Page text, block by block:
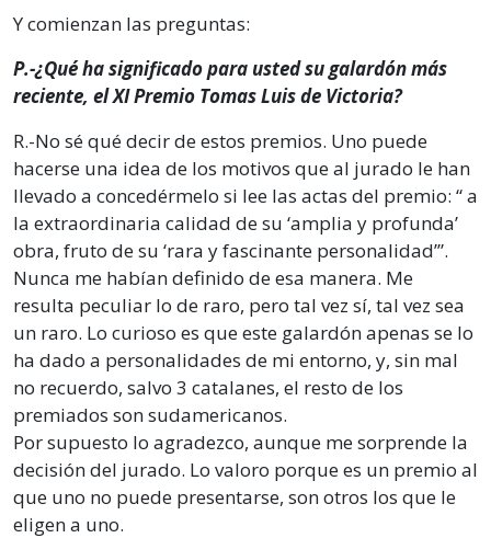
Y comienzan las preguntas:
P.-¿Qué ha significado para usted su galardón más
reciente, el XI Premio Tomas Luis de Victoria?
R.-No sé qué decir de estos premios. Uno puede
hacerse una idea de los motivos que al jurado le han
llevado a concedérmelo si lee las actas del premio: “ a
la extraordinaria calidad de su ‘amplia y profunda’
obra, fruto de su ‘rara y fascinante personalidad’”.
Nunca me habían definido de esa manera. Me
resulta peculiar lo de raro, pero tal vez sí, tal vez sea
un raro. Lo curioso es que este galardón apenas se lo
ha dado a personalidades de mi entorno, y, sin mal
no recuerdo, salvo 3 catalanes, el resto de los
premiados son sudamericanos.
Por supuesto lo agradezco, aunque me sorprende la
decisión del jurado. Lo valoro porque es un premio al
que uno no puede presentarse, son otros los que le
eligen a uno.